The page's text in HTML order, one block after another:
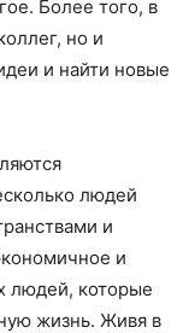
Более того, в
но и
и найти новые
людей
и
и
людей, которые
жизнь. Живя в